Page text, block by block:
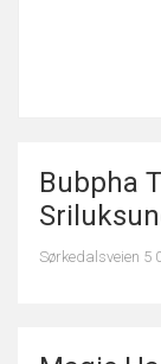
Bubpha
Sørkedalsveien 5